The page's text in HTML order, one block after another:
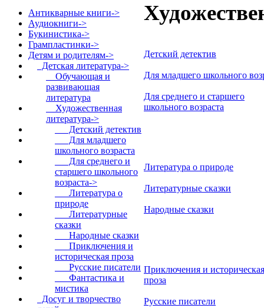
Антикварные книги->
Аудиокниги->
Букинистика->
Грампластинки->
Детям и родителям->
Детская литература->
Обучающая и
развивающая
литература
Художественная
литература->
Детский детектив
Для младшего
школьного возраста
Для среднего и
старшего школьного
возраста->
Литература о
природе
Литературные
сказки
Народные сказки
Приключения и
историческая проза
Русские писатели
Фантастика и
мистика
Досуг и творчество
Детский детектив
Для младшего школьного
Для среднего и старшего
школьного возраста
Литература о природе
Литературные сказки
Народные сказки
Приключения и историческая
проза
Русские писатели